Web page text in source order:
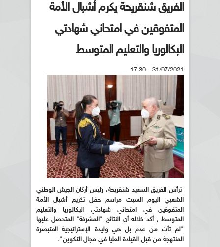
الفريق شنقريحة يكرم أشبال الأمة
المتفوقين في امتحاني شهادتي
البكالوريا والتعليم المتوسط
31/07/2021 - 17:30
ترأس الفريق السعيد شنقريحة، رئيس أركان الجيش الوطني
الشعبي اليوم السبت مراسم حفل تكريم أشبال الأمة
المتفوقين في امتحاني شهادتي البكالوريا والتعليم
المتوسط , أكد خلاله أن النتائج "المشرفة" المتحصل عليها
"لم تأت من عدم بل هي وليدة الإستراتيجية المتبصرة
المنتهجة من قبل القيادة العليا في مجال التكوين".